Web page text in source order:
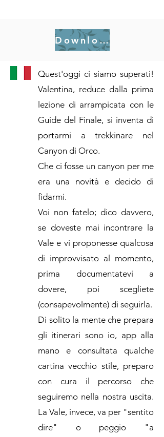
Download .gpx
Quest'oggi ci siamo superati!
Valentina, reduce dalla prima
lezione di arrampicata con le
Guide del Finale, si inventa di
portarmi a trekkinare nel
Canyon di Orco.
Che ci fosse un canyon per me
era una novità e decido di
fidarmi.
Voi non fatelo; dico davvero,
se doveste mai incontrare la
Vale e vi proponesse qualcosa
di improvvisato al momento,
prima documentatevi a
dovere, poi scegliete
(consapevolmente) di seguirla.
Di solito la mente che prepara
gli itinerari sono io, app alla
mano e consultata qualche
cartina vecchio stile, preparo
con cura il percorso che
seguiremo nella nostra uscita.
La Vale, invece, va per "sentito
dire" o peggio "a